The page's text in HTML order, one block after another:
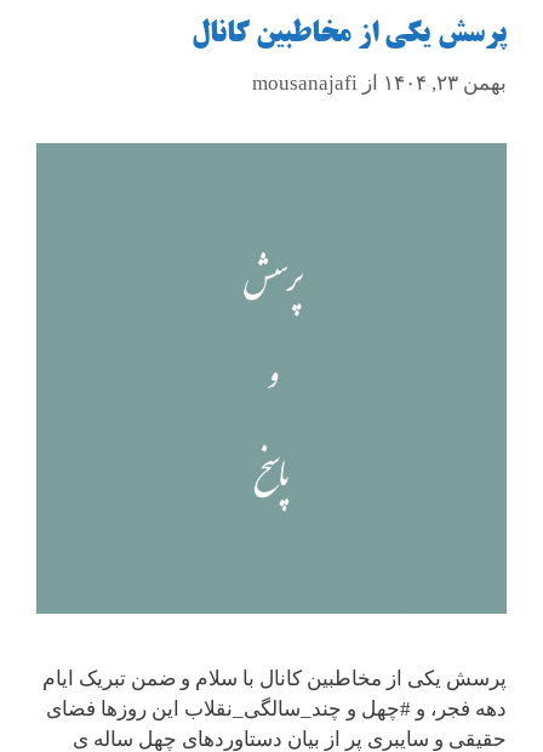
پرسش یکی از مخاطبین کانال
بهمن ۲۳, ۱۴۰۴ از mousanajafi
پرسش یکی از مخاطبین کانال با سلام و ضمن تبریک ایام
دهه فجر، و #چهل و چند_سالگی_نقلاب این روزها فضای
حقیقی و سایبری پر از بیان دستاوردهای چهل ساله ی